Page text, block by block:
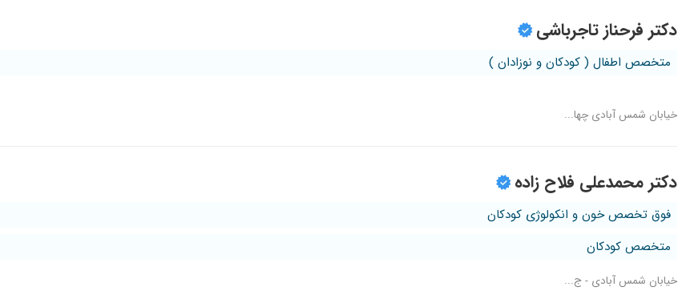
دکتر فرحناز تاجرباشی
متخصص اطفال ( کودکان و نوزادان )
خیابان شمس آبادی چها...
دکتر محمدعلی فلاح زاده
فوق تخصص خون و انکولوژی کودکان
متخصص کودکان
خیابان شمس آبادی - ج...